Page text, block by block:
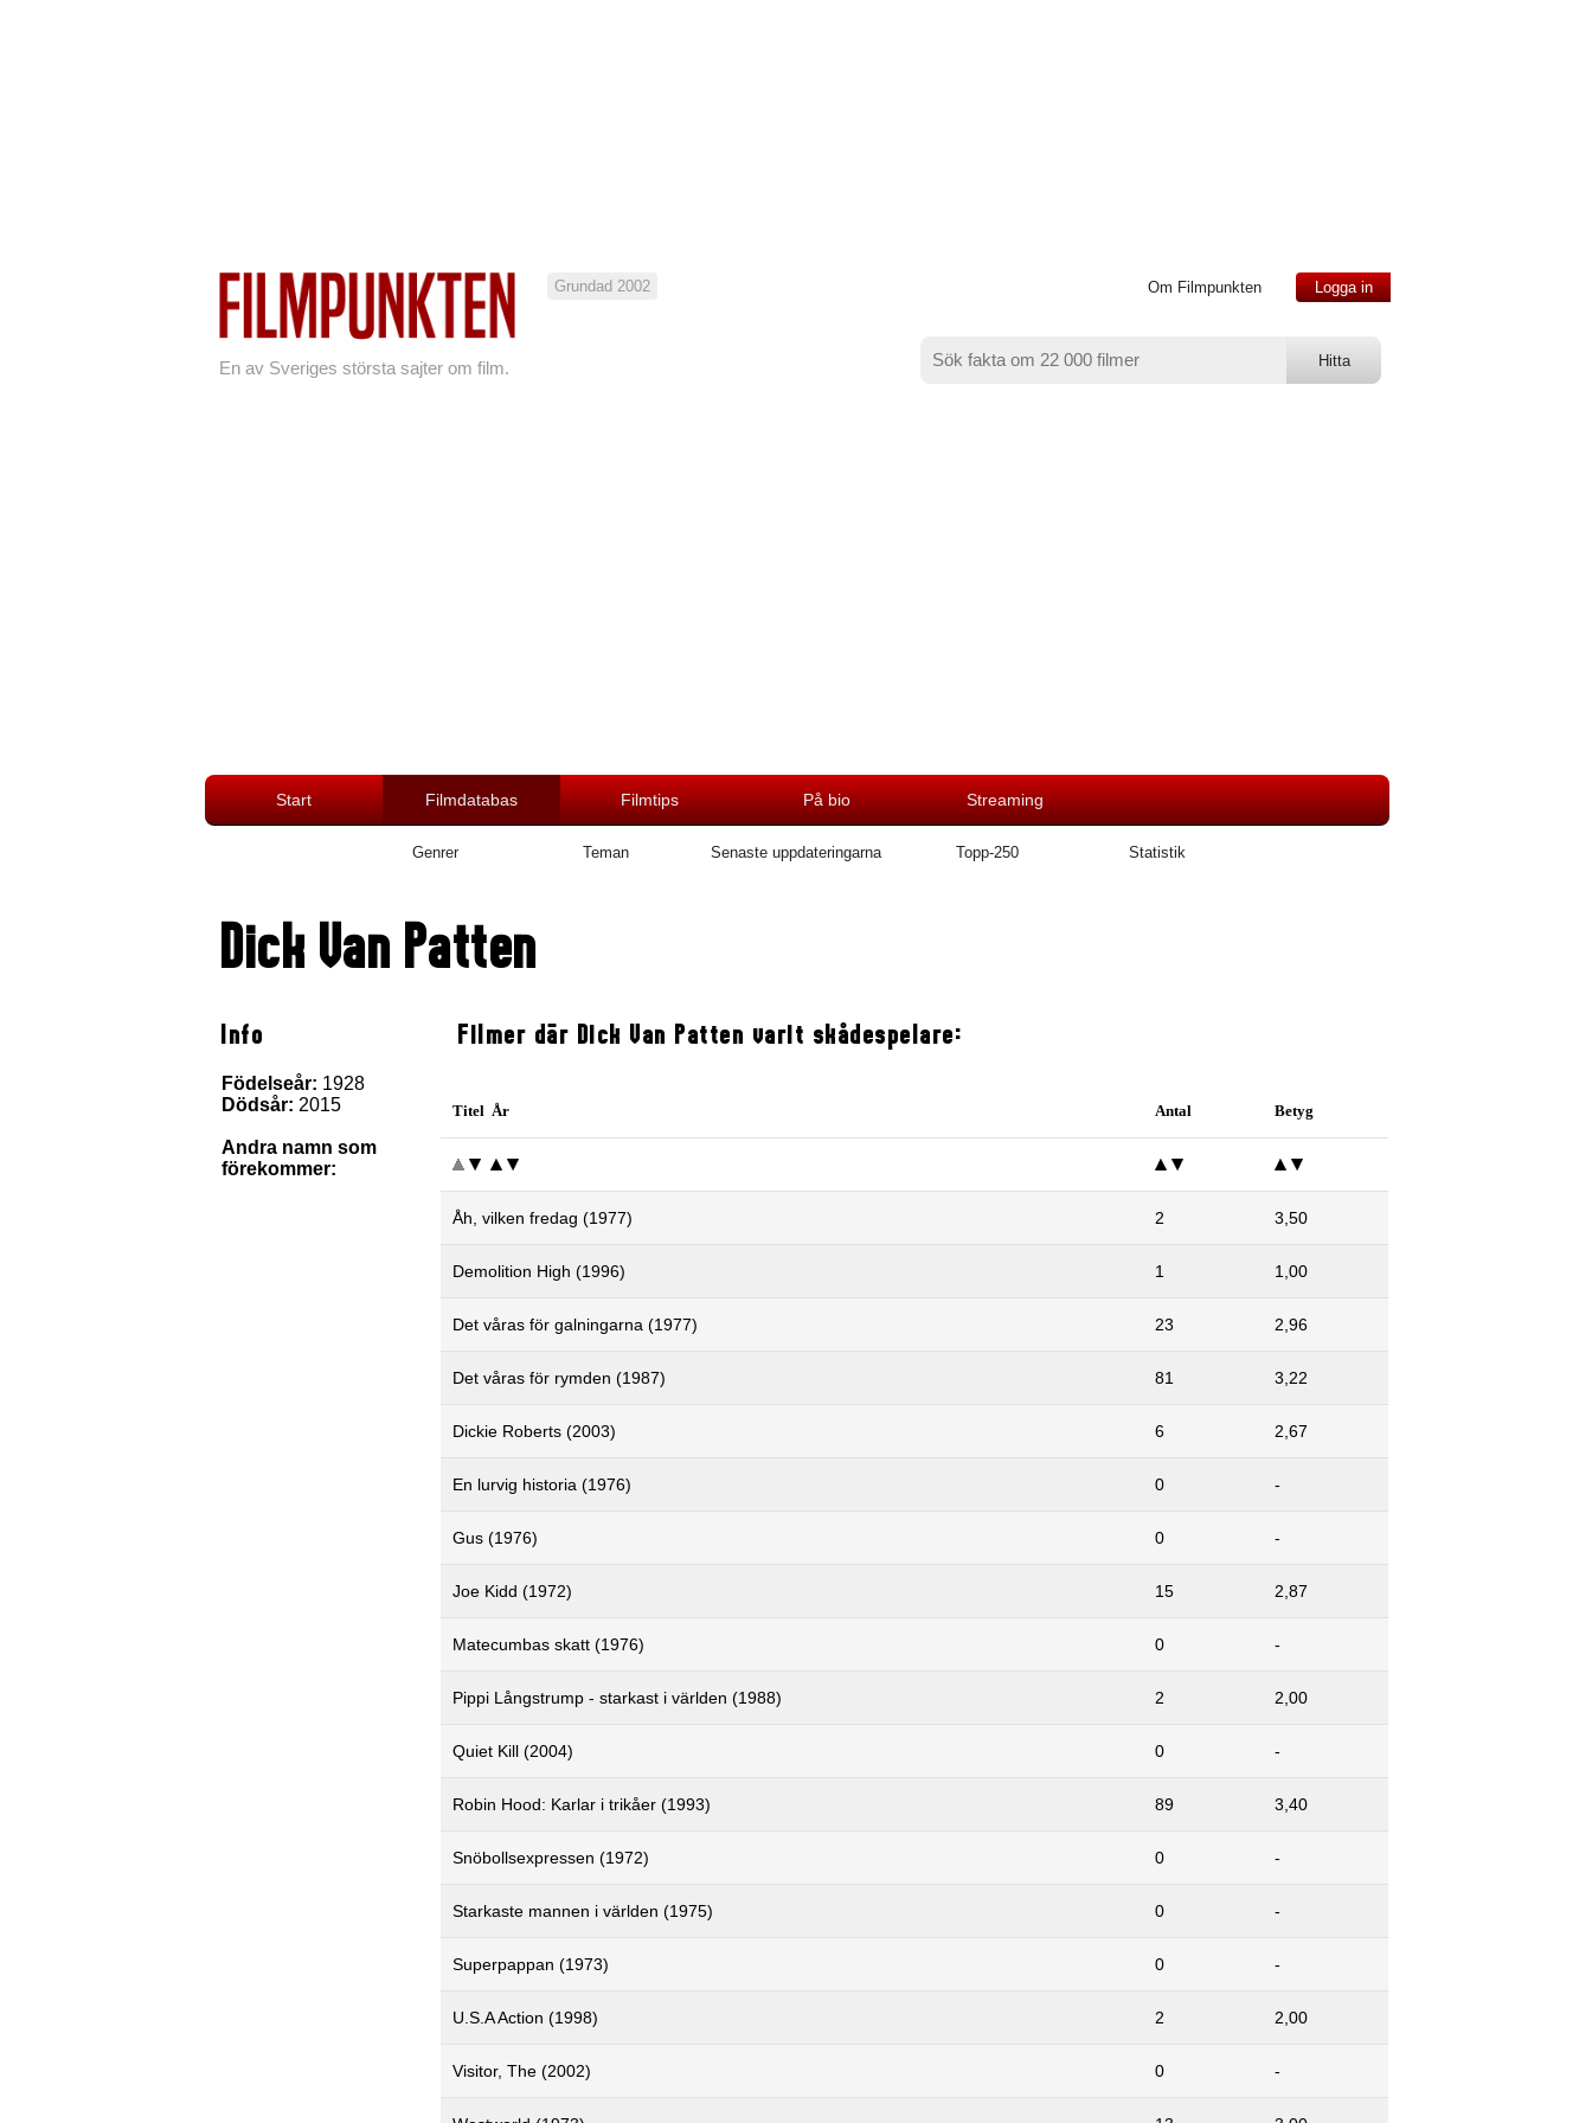
En av Sveriges största sajter om film.
Grundad 2002 Om Filmpunkten Logga in
Start Filmdatabas Filmtips På bio Streaming
Genrer Teman Senaste uppdateringarna Topp-250 Statistik
Dick Van Patten
Info
Födelseår: 1928
Dödsår: 2015
Andra namn som
förekommer:
Filmer där Dick Van Patten varit skådespelare:
Titel År Antal Betyg
Åh, vilken fredag (1977) 2 3,50
Demolition High (1996) 1 1,00
Det våras för galningarna (1977) 23 2,96
Det våras för rymden (1987) 81 3,22
Dickie Roberts (2003) 6 2,67
En lurvig historia (1976) 0 -
Gus (1976) 0 -
Joe Kidd (1972) 15 2,87
Matecumbas skatt (1976) 0 -
Pippi Långstrump - starkast i världen (1988) 2 2,00
Quiet Kill (2004) 0 -
Robin Hood: Karlar i trikåer (1993) 89 3,40
Snöbollsexpressen (1972) 0 -
Starkaste mannen i världen (1975) 0 -
Superpappan (1973) 0 -
U.S.A Action (1998) 2 2,00
Visitor, The (2002) 0 -